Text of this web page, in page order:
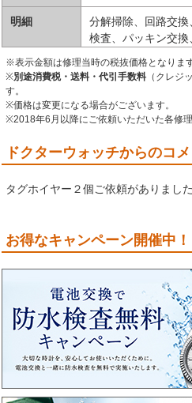
明細
分解掃除、回路交
検査、パッキン交
※表示金額は修理当時の税抜価格となります
※別途消費税・送料・代引手数料 （クレジ
す。
※価格は変更になる場合がございます。
※2018年6月以降にご依頼いただいた各修
ドクターウォッチからのコ
タグホイヤー２個ご依頼がありました
お得なキャンペーン開催中！